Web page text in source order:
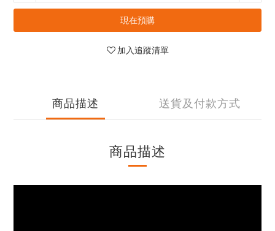
現在預購
加入追蹤清單
商品描述 送貨及付款方式
商品描述